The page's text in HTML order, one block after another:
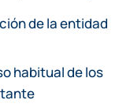
de la entidad
habitual de los